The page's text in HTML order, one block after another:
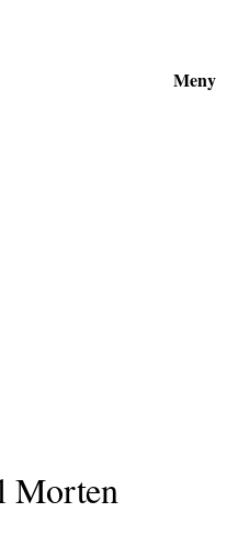
Meny
Morten